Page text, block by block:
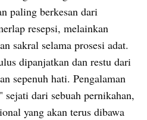
paling berkesan dari
resepsi, melainkan
sakral selama prosesi adat.
dipanjatkan dan restu dari
sepenuh hati. Pengalaman
dari sebuah pernikahan,
yang akan terus dibawa